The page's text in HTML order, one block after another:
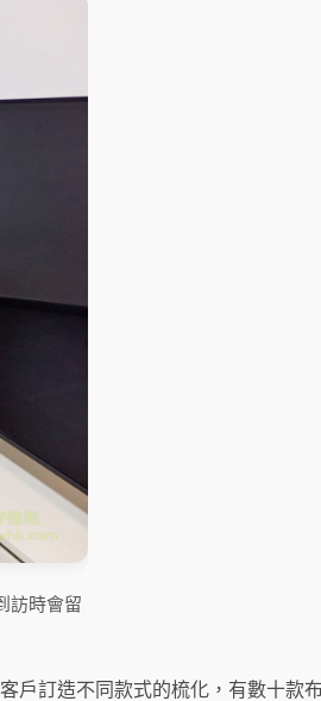
訪時會留
戶訂造不同款式的梳化，有數十款